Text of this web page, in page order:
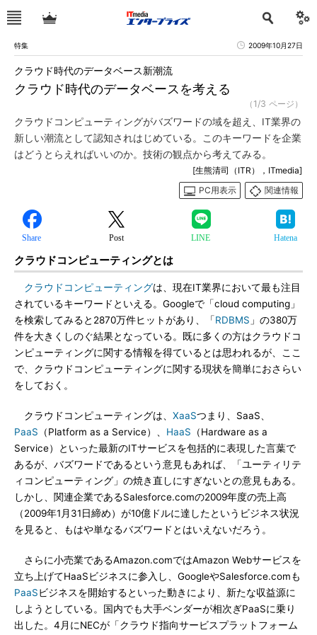
特集 2009年10月27日
クラウド時代のデータベースを考える
クラウド時代のデータベース新潮流
（1/3 ページ）
クラウドコンピューティングがバズワードの域を超え、IT業界の
新しい潮流として認知されはじめている。このキーワードを企業
はどうとらえればいいのか。技術の観点から考えてみる。
[生熊清司（ITR），ITmedia]
PC用表示
関連情報
Share Post LINE Hatena
クラウドコンピューティングとは
クラウドコンピューティングは、現在IT業界において最も注目
されているキーワードといえる。Googleで「cloud computing」
を検索してみると2870万件ヒットがあり、「RDBMS 」の380万
件を大きくしのぐ結果となっている。既に多くの方はクラウドコ
ンピューティングに関する情報を得ているとは思われるが、ここ
で、クラウドコンピューティングに関する現状を簡単におさらい
をしておく。
クラウドコンピューティングは、 XaaSつまり、SaaS、
PaaS （Platform as a Service）、 HaaS （Hardware as a
Service）といった最新のITサービスを包括的に表現した言葉で
あるが、バズワードであるという意見もあれば、「ユーティリテ
ィコンピューティング」の焼き直しにすぎないとの意見もある。
しかし、関連企業であるSalesforce.comの2009年度の売上高
（2009年1月31日締め）が10億ドルに達したというビジネス状況
を見ると、もはや単なるバズワードとはいえないだろう。
さらに小売業であるAmazon.comではAmazon Webサービスを
立ち上げてHaaSビジネスに参入し、GoogleやSalesforce.comも
PaaSビジネスを開始するといった動きにより、新たな収益源に
しようとしている。国内でも大手ベンダーが相次ぎPaaSに乗り
出した。4月にNECが「クラウド指向サービスプラットフォーム